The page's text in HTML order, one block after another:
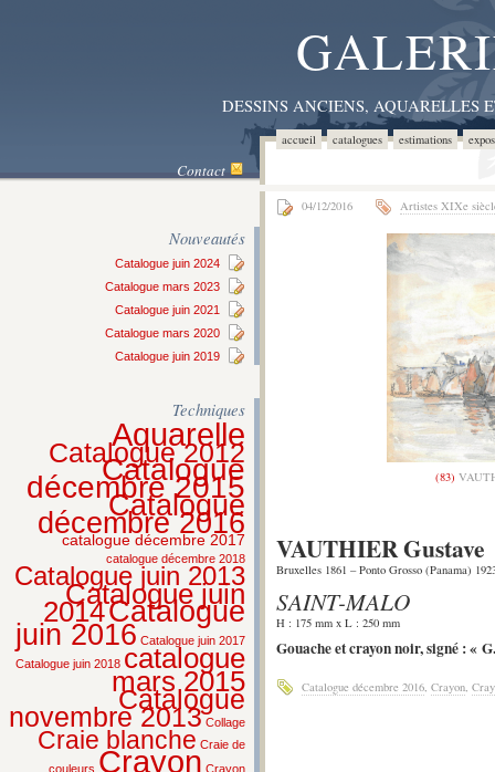
DESSINS ANCIENS,
accueil catalogues estimations
Contact
Nouveautés
Catalogue juin 2024
Catalogue mars 2023
Catalogue juin 2021
Catalogue mars 2020
Catalogue juin 2019
Techniques
Aquarelle
Catalogue 2012
Catalogue
décembre 2015
Catalogue
décembre 2016
catalogue décembre 2017
catalogue décembre 2018
Catalogue juin 2013
Catalogue juin
2014Catalogue
juin 2016 Catalogue juin 2017
Catalogue juin 2018 catalogue
mars 2015
Catalogue
novembre 2013 Collage
Craie blanche Craie de
couleurs Crayon Crayon
04/12/2016 Artistes XIXe
(83)
VAUTHIER Gustave
Bruxelles 1861 – Ponto Grosso (Panama)
SAINT-MALO
H : 175 mm x L : 250 mm
Gouache et crayon noir, signé : «
Catalogue décembre 2016 Crayon